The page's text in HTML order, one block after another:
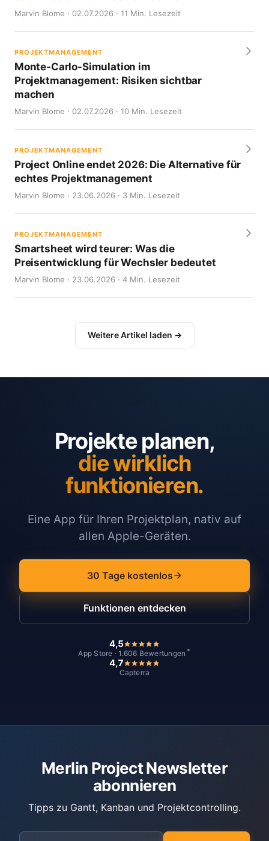
Marvin Blome · 02.07.2026 · 11 Min. Lesezeit
PROJEKTMANAGEMENT
Monte-Carlo-Simulation im
Projektmanagement: Risiken sichtbar
machen
Marvin Blome · 02.07.2026 · 10 Min. Lesezeit
PROJEKTMANAGEMENT
Project Online endet 2026: Die Alternative für
echtes Projektmanagement
Marvin Blome · 23.06.2026 · 3 Min. Lesezeit
PROJEKTMANAGEMENT
Smartsheet wird teurer: Was die
Preisentwicklung für Wechsler bedeutet
Marvin Blome · 23.06.2026 · 4 Min. Lesezeit
Weitere Artikel laden →
Projekte planen,
die wirklich
funktionieren.
Eine App für Ihren Projektplan, nativ auf
allen Apple-Geräten.
30 Tage kostenlos
Funktionen entdecken
4,5
App Store · 1.606 Bewertungen *
4,7
Capterra
Merlin Project Newsletter
abonnieren
Tipps zu Gantt, Kanban und Projektcontrolling.